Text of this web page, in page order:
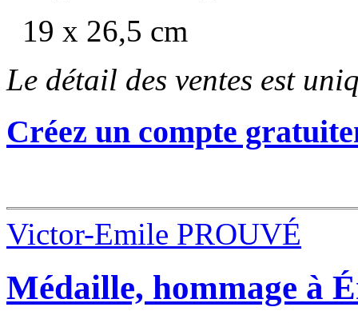
19 x 26,5 cm
Le détail des ventes est
Créez un compte
Victor-Emile PROUVÉ
Médaille, hommage à